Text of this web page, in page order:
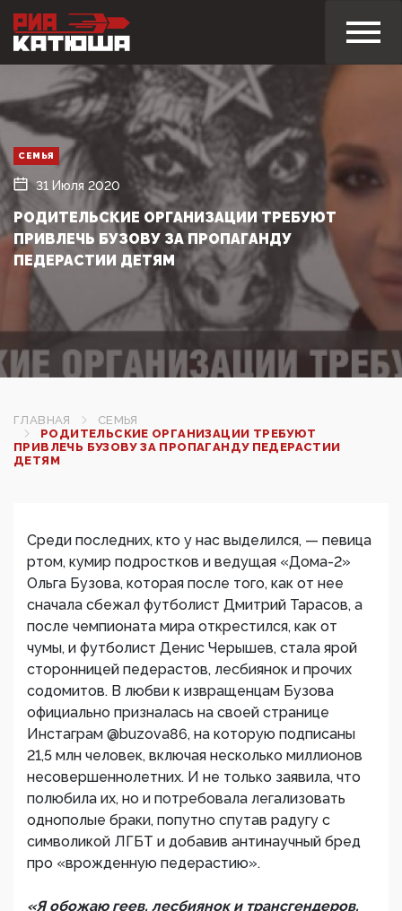
СЕМЬЯ
31 Июля 2020
РОДИТЕЛЬСКИЕ ОРГАНИЗАЦИИ ТРЕБУЮТ
ПРИВЛЕЧЬ БУЗОВУ ЗА ПРОПАГАНДУ
ПЕДЕРАСТИИ ДЕТЯМ
ГЛАВНАЯ
СЕМЬЯ
РОДИТЕЛЬСКИЕ ОРГАНИЗАЦИИ ТРЕБУЮТ
ПРИВЛЕЧЬ БУЗОВУ ЗА ПРОПАГАНДУ ПЕДЕРАСТИИ
ДЕТЯМ
Среди последних, кто у нас выделился, — певица
ртом, кумир подростков и ведущая «Дома-2»
Ольга Бузова, которая после того, как от нее
сначала сбежал футболист Дмитрий Тарасов, а
после чемпионата мира открестился, как от
чумы, и футболист Денис Черышев, стала ярой
сторонницей педерастов, лесбиянок и прочих
содомитов. В любви к извращенцам Бузова
официально призналась на своей странице
Инстаграм @buzova86, на которую подписаны
21,5 млн человек, включая несколько миллионов
несовершеннолетних. И не только заявила, что
полюбила их, но и потребовала легализовать
однополые браки, попутно спутав радугу с
символикой ЛГБТ и добавив антинаучный бред
про «врожденную педерастию».
«Я обожаю геев, лесбиянок и трансгендеров.